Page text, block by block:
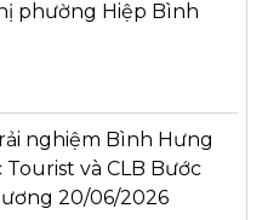
phường Hiệp Bình
nghiệm Bình Hưng
và CLB Bước
20/06/2026